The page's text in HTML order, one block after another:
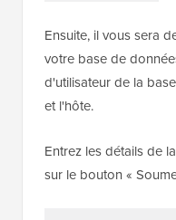
Ensuite, il vous sera
votre base de
d'utilisateur de la
et l'hôte.
Entrez les détails de
sur le bouton «